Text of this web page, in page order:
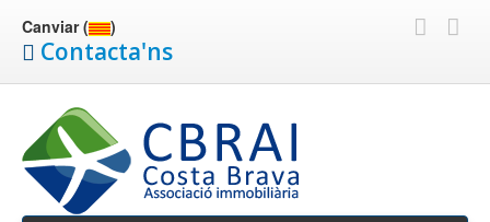
Canviar ( )
Contacta'ns